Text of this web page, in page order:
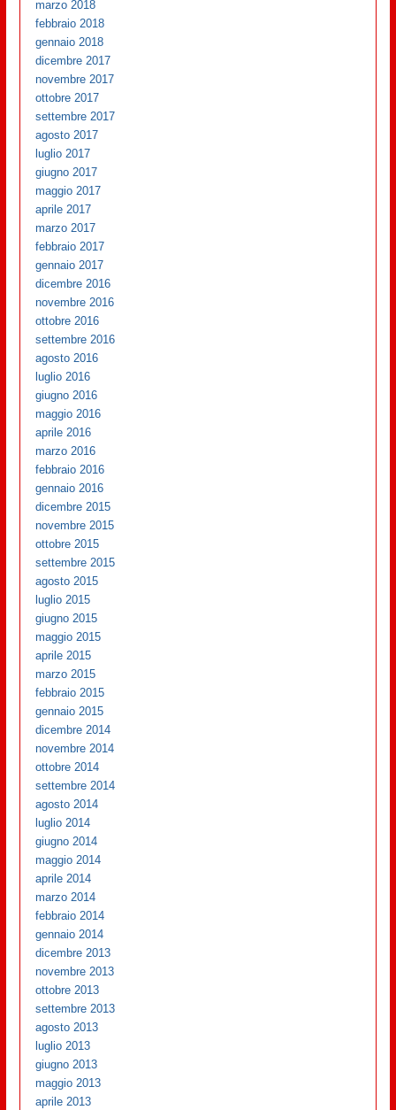
marzo 2018
febbraio 2018
gennaio 2018
dicembre 2017
novembre 2017
ottobre 2017
settembre 2017
agosto 2017
luglio 2017
giugno 2017
maggio 2017
aprile 2017
marzo 2017
febbraio 2017
gennaio 2017
dicembre 2016
novembre 2016
ottobre 2016
settembre 2016
agosto 2016
luglio 2016
giugno 2016
maggio 2016
aprile 2016
marzo 2016
febbraio 2016
gennaio 2016
dicembre 2015
novembre 2015
ottobre 2015
settembre 2015
agosto 2015
luglio 2015
giugno 2015
maggio 2015
aprile 2015
marzo 2015
febbraio 2015
gennaio 2015
dicembre 2014
novembre 2014
ottobre 2014
settembre 2014
agosto 2014
luglio 2014
giugno 2014
maggio 2014
aprile 2014
marzo 2014
febbraio 2014
gennaio 2014
dicembre 2013
novembre 2013
ottobre 2013
settembre 2013
agosto 2013
luglio 2013
giugno 2013
maggio 2013
aprile 2013